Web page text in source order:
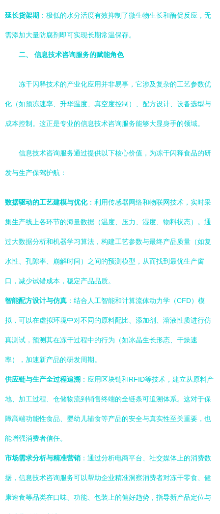
延长货架期 ：极低的水分活度有效抑制了微生物生长和酶促反应，无
需添加大量防腐剂即可实现长期常温保存。
二、 信息技术咨询服务的赋能角色
冻干闪释技术的产业化应用并非易事，它涉及复杂的工艺参数优
化（如预冻速率、升华温度、真空度控制）、配方设计、设备选型与
成本控制。这正是专业的信息技术咨询服务能够大显身手的领域。
信息技术咨询服务通过提供以下核心价值，为冻干闪释食品的研
发与生产保驾护航：
数据驱动的工艺建模与优化：利用传感器网络和物联网技术，实时采
集生产线上各环节的海量数据（温度、压力、湿度、物料状态）。通
过大数据分析和机器学习算法，构建工艺参数与最终产品质量（如复
水性、孔隙率、崩解时间）之间的预测模型，从而找到最优生产窗
口，减少试错成本，稳定产品品质。
智能配方设计与仿真 ：结合人工智能和计算流体动力学（CFD）模
拟，可以在虚拟环境中对不同的原料配比、添加剂、溶液性质进行仿
真测试，预测其在冻干过程中的行为（如冰晶生长形态、干燥速
率），加速新产品的研发周期。
供应链与生产全过程追溯 ：应用区块链和RFID等技术，建立从原料产
地、加工过程、仓储物流到销售终端的全链条可追溯体系。这对于保
障高端功能性食品、婴幼儿辅食等产品的安全与真实性至关重要，也
能增强消费者信任。
市场需求分析与精准营销 ：通过分析电商平台、社交媒体上的消费数
据，信息技术咨询服务可以帮助企业精准洞察消费者对冻干零食、健
康速食等品类在口味、功能、包装上的偏好趋势，指导新产品定位与